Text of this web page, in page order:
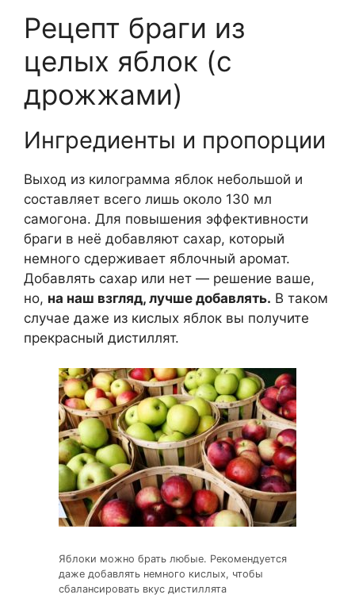
Рецепт браги из
целых яблок (с
дрожжами)
Ингредиенты и пропорции
Выход из килограмма яблок небольшой и
составляет всего лишь около 130 мл
самогона. Для повышения эффективности
браги в неё добавляют сахар, который
немного сдерживает яблочный аромат.
Добавлять сахар или нет — решение ваше,
но, на наш взгляд, лучше добавлять. В таком
случае даже из кислых яблок вы получите
прекрасный дистиллят.
Яблоки можно брать любые. Рекомендуется
даже добавлять немного кислых, чтобы
сбалансировать вкус дистиллята